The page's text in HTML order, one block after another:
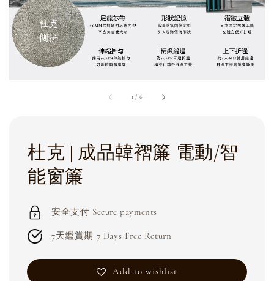
1 / 6
杜克 | 成品韓褶簾 電動/智
能窗簾
安全支付 Secure payments
7天鑑賞期 7 Days Free Return
Add to wishlist